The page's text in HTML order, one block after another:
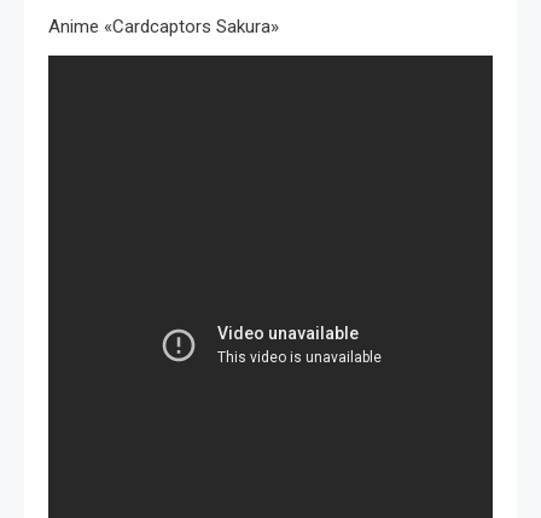
Anime «Cardcaptors Sakura»